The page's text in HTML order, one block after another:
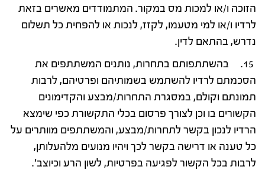
הזוכה ו/או למכות מס במקור. המתמודדים מאשרים בזאת
לרדיו ו/או למי מטעמו, לקזז, לנכות או להפחית כל תשלום
נדרש, בהתאם לדין.
15. בהשתתפותם בתחרות, נותנים המשתתפים את
הסכמתם לרדיו להשתמש בשמותיהם ופרטיהם, לרבות
תמונתם וקולם, במסגרת התחרות/מבצע והקדימונים
הקשורים בו וכן לצורך פרסום בכלי התקשורת כפי שימצא
הרדיו לנכון בקשר לתחרות/מבצע, והמשתתפים מוותרים על
כל טענה או דרישה בקשר לכך ויהיו מנועים מלהעלותן,
לרבות בכל הקשור לפגיעה בפרטיות, לשון הרע וכיוצב'.